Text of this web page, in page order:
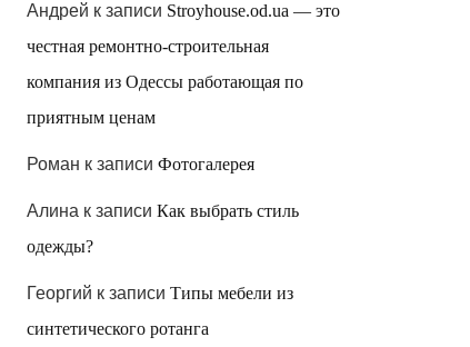
Андрей к записи Stroyhouse.od.ua — это
честная ремонтно-строительная
компания из Одессы работающая по
приятным ценам
Роман к записи Фотогалерея
Алина к записи Как выбрать стиль
одежды?
Георгий к записи Типы мебели из
синтетического ротанга